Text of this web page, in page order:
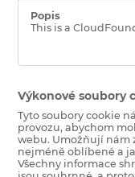
This is a
Výkonové soubory
Tyto soubory cookie
provozu, abychom
webu. Umožňují nám
nejméně oblíbené a
Všechny informace